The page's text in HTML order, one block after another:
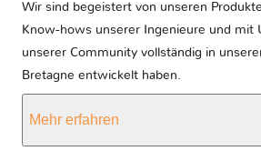
Wir sind begeistert von unseren
Know-hows unserer Ingenieure und mit
unserer Community vollständig in
Bretagne entwickelt haben.
Mehr erfahren